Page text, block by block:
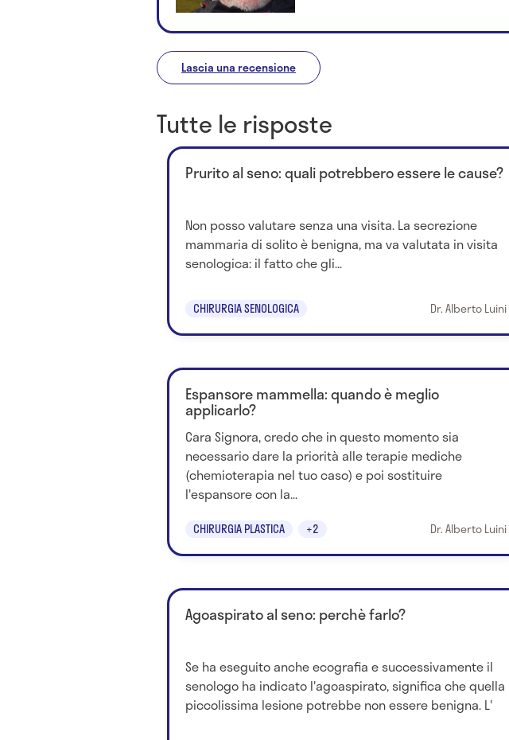
Lascia una recensione
Tutte le risposte
Prurito al seno: quali potrebbero essere le cause?
Non posso valutare senza una visita. La secrezione
mammaria di solito è benigna, ma va valutata in visita
senologica: il fatto che gli...
CHIRURGIA SENOLOGICA Dr. Alberto Luini
Espansore mammella: quando è meglio
applicarlo?
Cara Signora, credo che in questo momento sia
necessario dare la priorità alle terapie mediche
(chemioterapia nel tuo caso) e poi sostituire
l'espansore con la...
CHIRURGIA PLASTICA +2 Dr. Alberto Luini
Agoaspirato al seno: perchè farlo?
Se ha eseguito anche ecografia e successivamente il
senologo ha indicato l'agoaspirato, significa che quella
piccolissima lesione potrebbe non essere benigna. L'